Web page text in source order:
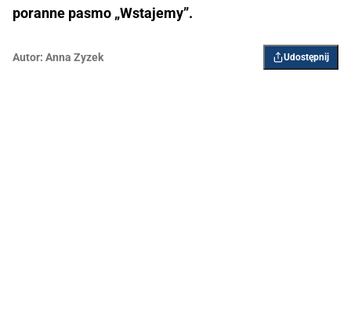
poranne pasmo „Wstajemy”.
Autor: Anna Zyzek Udostępnij